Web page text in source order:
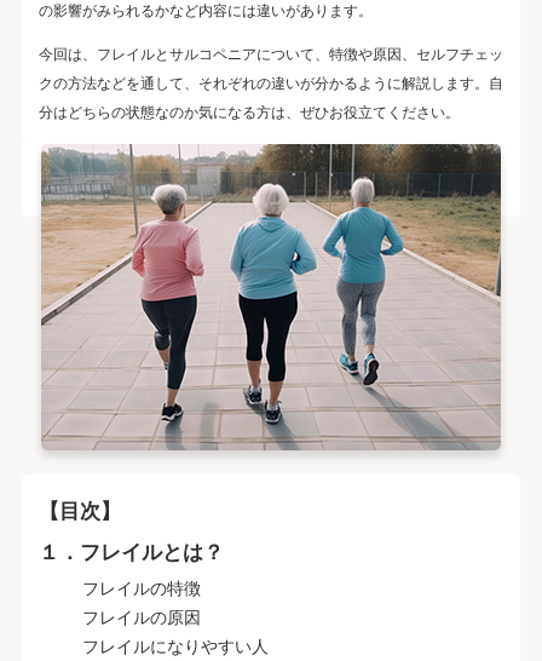
の影響がみられるかなど内容には違いがあります。
今回は、フレイルとサルコペニアについて、特徴や原因、セルフチェッ
クの方法などを通して、それぞれの違いが分かるように解説します。自
分はどちらの状態なのか気になる方は、ぜひお役立てください。
【目次】
１．フレイルとは？
フレイルの特徴
フレイルの原因
フレイルになりやすい人